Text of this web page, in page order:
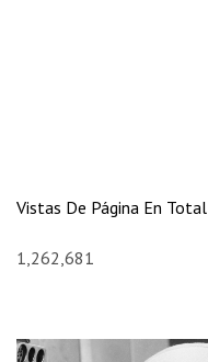
Vistas De Página En Total
1,262,681